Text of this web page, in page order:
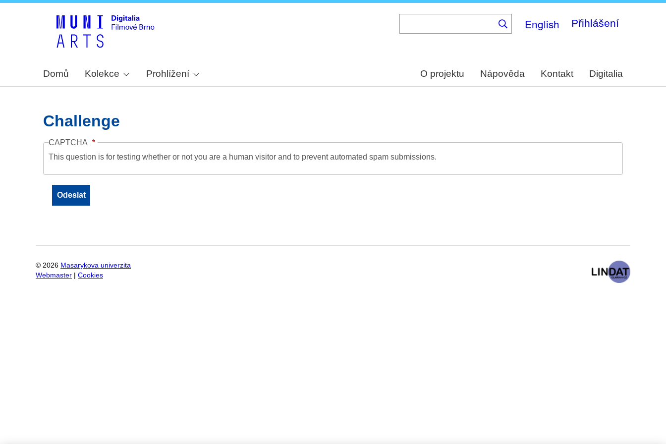
English Přihlášení
Domů Kolekce Prohlížení O projektu Nápověda Kontakt Digitalia
Challenge
CAPTCHA
This question is for testing whether or not you are a human visitor and to prevent automated spam submissions.
© 2026 Masarykova univerzita
Webmaster
Cookies